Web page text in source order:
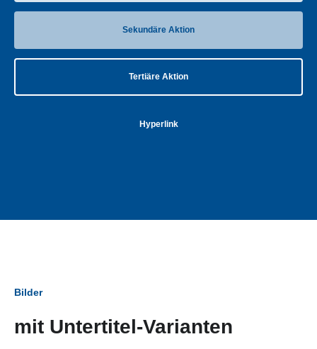
Sekundäre Aktion
Tertiäre Aktion
Hyperlink
Bilder
mit Untertitel-Varianten